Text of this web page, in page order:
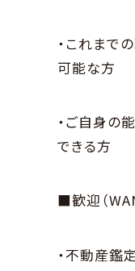
・これまで
可能な方
・ご自身の
できる方
■歓迎（
・不動産鑑